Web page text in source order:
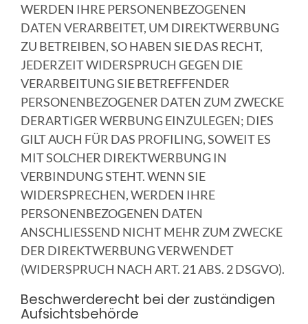
WERDEN IHRE PERSONENBEZOGENEN
DATEN VERARBEITET, UM DIREKTWERBUNG
ZU BETREIBEN, SO HABEN SIE DAS RECHT,
JEDERZEIT WIDERSPRUCH GEGEN DIE
VERARBEITUNG SIE BETREFFENDER
PERSONENBEZOGENER DATEN ZUM ZWECKE
DERARTIGER WERBUNG EINZULEGEN; DIES
GILT AUCH FÜR DAS PROFILING, SOWEIT ES
MIT SOLCHER DIREKTWERBUNG IN
VERBINDUNG STEHT. WENN SIE
WIDERSPRECHEN, WERDEN IHRE
PERSONENBEZOGENEN DATEN
ANSCHLIESSEND NICHT MEHR ZUM ZWECKE
DER DIREKTWERBUNG VERWENDET
(WIDERSPRUCH NACH ART. 21 ABS. 2 DSGVO).
Beschwerde­recht bei der zuständigen
Aufsichts­behörde